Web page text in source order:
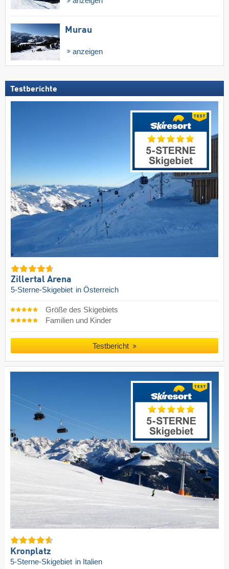
Murau
anzeigen
Testberichte
Zillertal Arena
5-Sterne-Skigebiet in Österreich
Größe des Skigebiets
Familien und Kinder
Testbericht
Kronplatz
5-Sterne-Skigebiet in Italien